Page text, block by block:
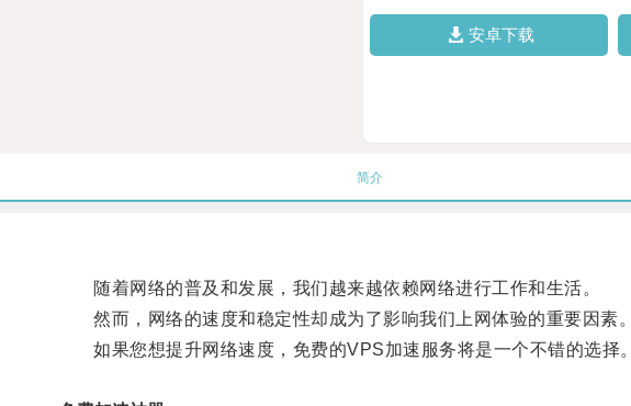
安卓下载
简介
随着网络的普及和发展，我们越来越依赖网络进行工作和生活。
然而，网络的速度和稳定性却成为了影响我们上网体验的重要因素。
如果您想提升网络速度，免费的VPS加速服务将是一个不错的选择。